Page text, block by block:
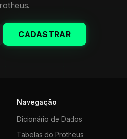
CADASTRAR
Navegação
Dicionário de Dados
Tabelas do Protheus